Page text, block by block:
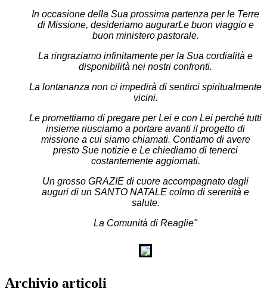
In occasione della Sua prossima partenza per le Terre
di Missione, desideriamo augurarLe buon viaggio e
buon ministero pastorale.
La ringraziamo infinitamente per la Sua cordialità e
disponibilità nei nostri confronti.
La lontananza non ci impedirà di sentirci spiritualmente
vicini.
Le promettiamo di pregare per Lei e con Lei perché tutti
insieme riusciamo a portare avanti il progetto di
missione a cui siamo chiamati. Contiamo di avere
presto Sue notizie e Le chiediamo di tenerci
costantemente aggiornati.
Un grosso GRAZIE di cuore accompagnato dagli
auguri di un SANTO NATALE colmo di serenità e
salute.
La Comunità di Reaglie"
Archivio articoli